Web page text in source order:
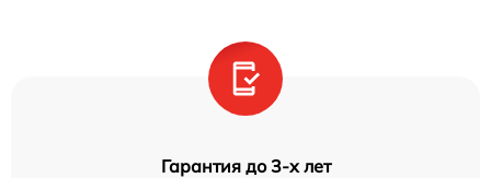
Гарантия до 3-х лет